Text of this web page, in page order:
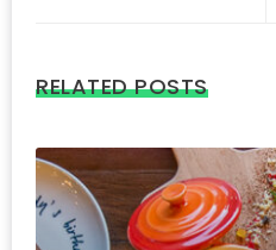
ไม่
200
บาท
รีวิว
RELATED POSTS